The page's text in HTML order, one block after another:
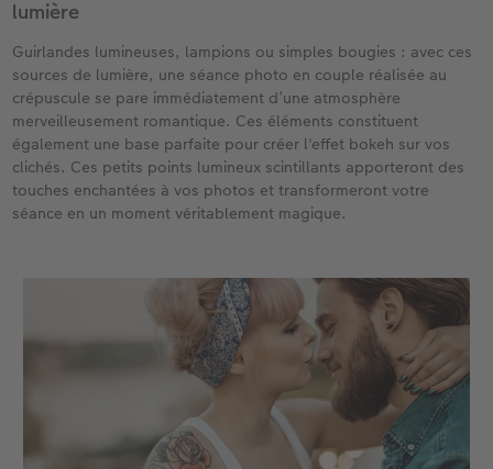
lumière​
Guirlandes lumineuses, lampions ou simples bougies : avec ces
sources de lumière, une séance photo en couple réalisée au
crépuscule se pare immédiatement d’une atmosphère
merveilleusement romantique. Ces éléments constituent
également une base parfaite pour créer l'effet bokeh sur vos
clichés. Ces petits points lumineux scintillants apporteront des
touches enchantées à vos photos et transformeront votre
séance en un moment véritablement magique.